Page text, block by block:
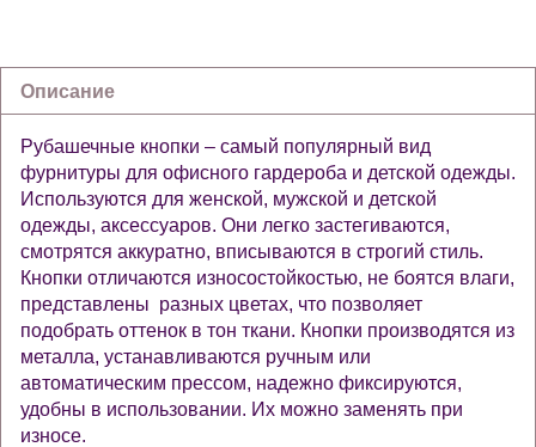
Описание
Рубашечные кнопки – самый популярный вид
фурнитуры для офисного гардероба и детской одежды.
Используются для женской, мужской и детской
одежды, аксессуаров. Они легко застегиваются,
смотрятся аккуратно, вписываются в строгий стиль.
Кнопки отличаются износостойкостью, не боятся влаги,
представлены разных цветах, что позволяет
подобрать оттенок в тон ткани. Кнопки производятся из
металла, устанавливаются ручным или
автоматическим прессом, надежно фиксируются,
удобны в использовании. Их можно заменять при
износе.